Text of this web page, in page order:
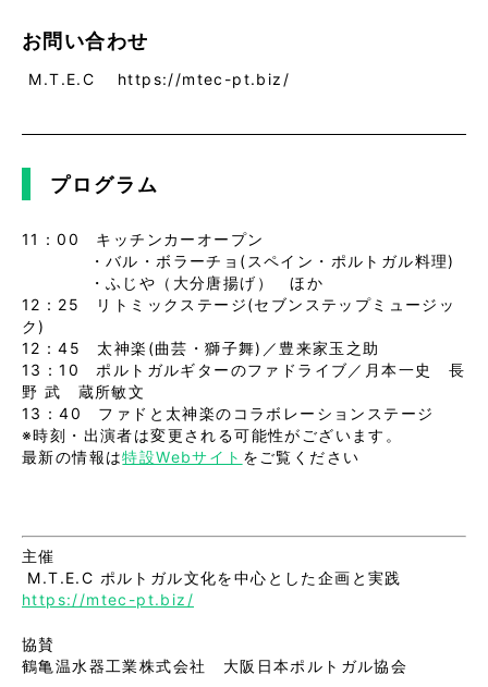
お問い合わせ
M.T.E.C https://mtec-pt.biz/
プログラム
11：00 キッチンカーオープン
・バル・ボラーチョ(スペイン・ポルトガル料理)
・ふじや（大分唐揚げ） ほか
12：25 リトミックステージ(セブンステップミュージッ
ク)
12：45 太神楽(曲芸・獅子舞)／豊来家玉之助
13：10 ポルトガルギターのファドライブ／月本一史 長
野 武 蔵所敏文
13：40 ファドと太神楽のコラボレーションステージ
※時刻・出演者は変更される可能性がございます。
最新の情報は特設Webサイト をご覧ください
主催
M.T.E.C ポルトガル文化を中心とした企画と実践
https://mtec-pt.biz/
協賛
鶴亀温水器工業株式会社 大阪日本ポルトガル協会